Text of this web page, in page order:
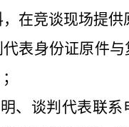
在竞谈现场提供
表身份证原件
、谈判代表联系